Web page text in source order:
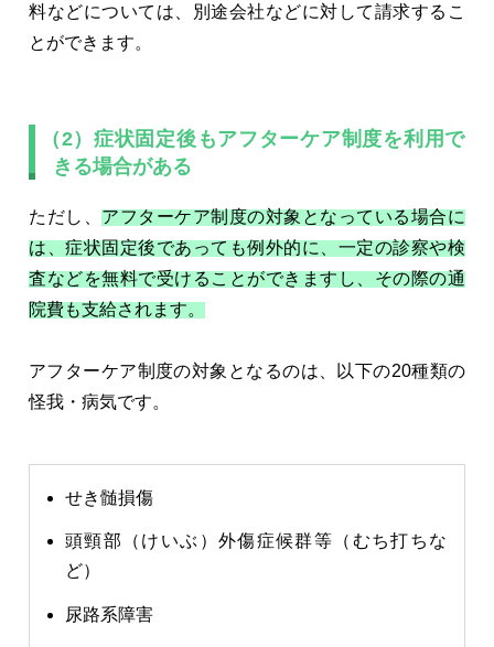
料などについては、別途会社などに対して請求するこ
とができます。
（2）症状固定後もアフターケア制度を利用で
きる場合がある
ただし、 アフターケア制度の対象となっている場合に
は、症状固定後であっても例外的に、一定の診察や検
査などを無料で受けることができますし、その際の通
院費も支給されます。
アフターケア制度の対象となるのは、以下の20種類の
怪我・病気です。
せき髄損傷
頭頸部（けいぶ）外傷症候群等（むち打ちな
ど）
尿路系障害